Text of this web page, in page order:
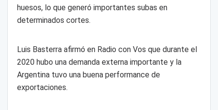
huesos, lo que generó importantes subas en
determinados cortes.
Luis Basterra afirmó en Radio con Vos que durante el
2020 hubo una demanda externa importante y la
Argentina tuvo una buena performance de
exportaciones.